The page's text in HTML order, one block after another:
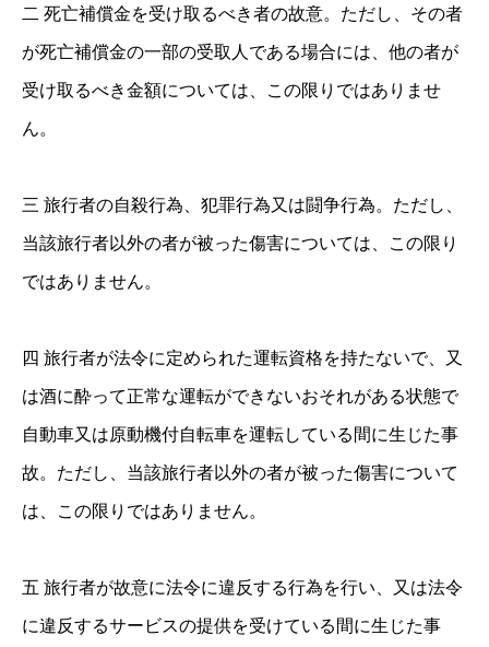
二 死亡補償金を受け取るべき者の故意。ただし、その者
が死亡補償金の一部の受取人である場合には、他の者が
受け取るべき金額については、この限りではありませ
ん。
三 旅行者の自殺行為、犯罪行為又は闘争行為。ただし、
当該旅行者以外の者が被った傷害については、この限り
ではありません。
四 旅行者が法令に定められた運転資格を持たないで、又
は酒に酔って正常な運転ができないおそれがある状態で
自動車又は原動機付自転車を運転している間に生じた事
故。ただし、当該旅行者以外の者が被った傷害について
は、この限りではありません。
五 旅行者が故意に法令に違反する行為を行い、又は法令
に違反するサービスの提供を受けている間に生じた事